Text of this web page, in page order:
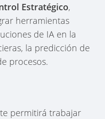
Estratégico,
herramientas
de IA en la
la predicción de
procesos.
permitirá trabajar